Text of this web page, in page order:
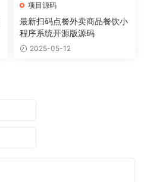
项目源码
最新扫码点餐外卖商品餐饮小
程序系统开源版源码
2025-05-12